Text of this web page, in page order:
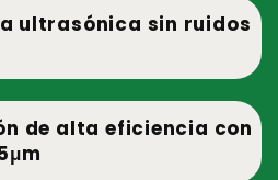
ultrasónica sin ruidos
de alta eficiencia con